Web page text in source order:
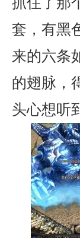
套，有黑
来的六条
的翅脉，
头心想听